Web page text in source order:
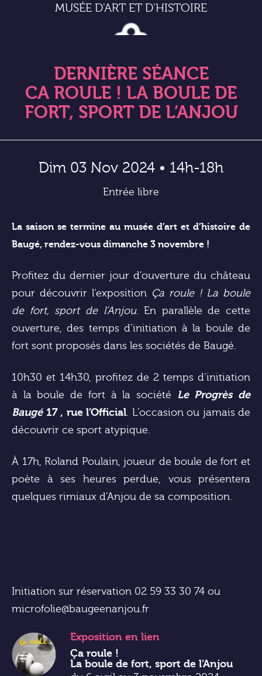
MUSÉE D'ART ET D'HISTOIRE
DERNIÈRE SÉANCE
CA ROULE ! LA BOULE DE
FORT, SPORT DE L’ANJOU
Dim 03 Nov 2024 • 14h-18h
Entrée libre
La saison se termine au musée d’art et d’histoire de
Baugé, rendez-vous dimanche 3 novembre !
Profitez du dernier jour d’ouverture du château
pour découvrir l’exposition Ça roule ! La boule
de fort, sport de l’Anjou. En parallèle de cette
ouverture, des temps d’initiation à la boule de
fort sont proposés dans les sociétés de Baugé.
10h30 et 14h30, profitez de 2 temps d’initiation
à la boule de fort à la société
Le Progrès de
Baugé17 , rue l’Official. L’occasion ou jamais de
découvrir ce sport atypique.
À 17h, Roland Poulain, joueur de boule de fort et
poète à ses heures perdue, vous présentera
quelques rimiaux d’Anjou de sa composition.
Initiation sur réservation 02 59 33 30 74 ou
microfolie@baugeenanjou.fr
Exposition en lien
Ça roule !
La boule de fort, sport de l’Anjou